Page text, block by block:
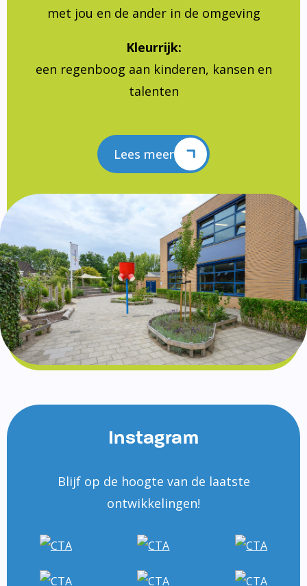
met jou en de ander in de omgeving
Kleurrijk:
een regenboog aan kinderen, kansen en
talenten
Lees meer
Instagram
Blijf op de hoogte van de laatste
ontwikkelingen!